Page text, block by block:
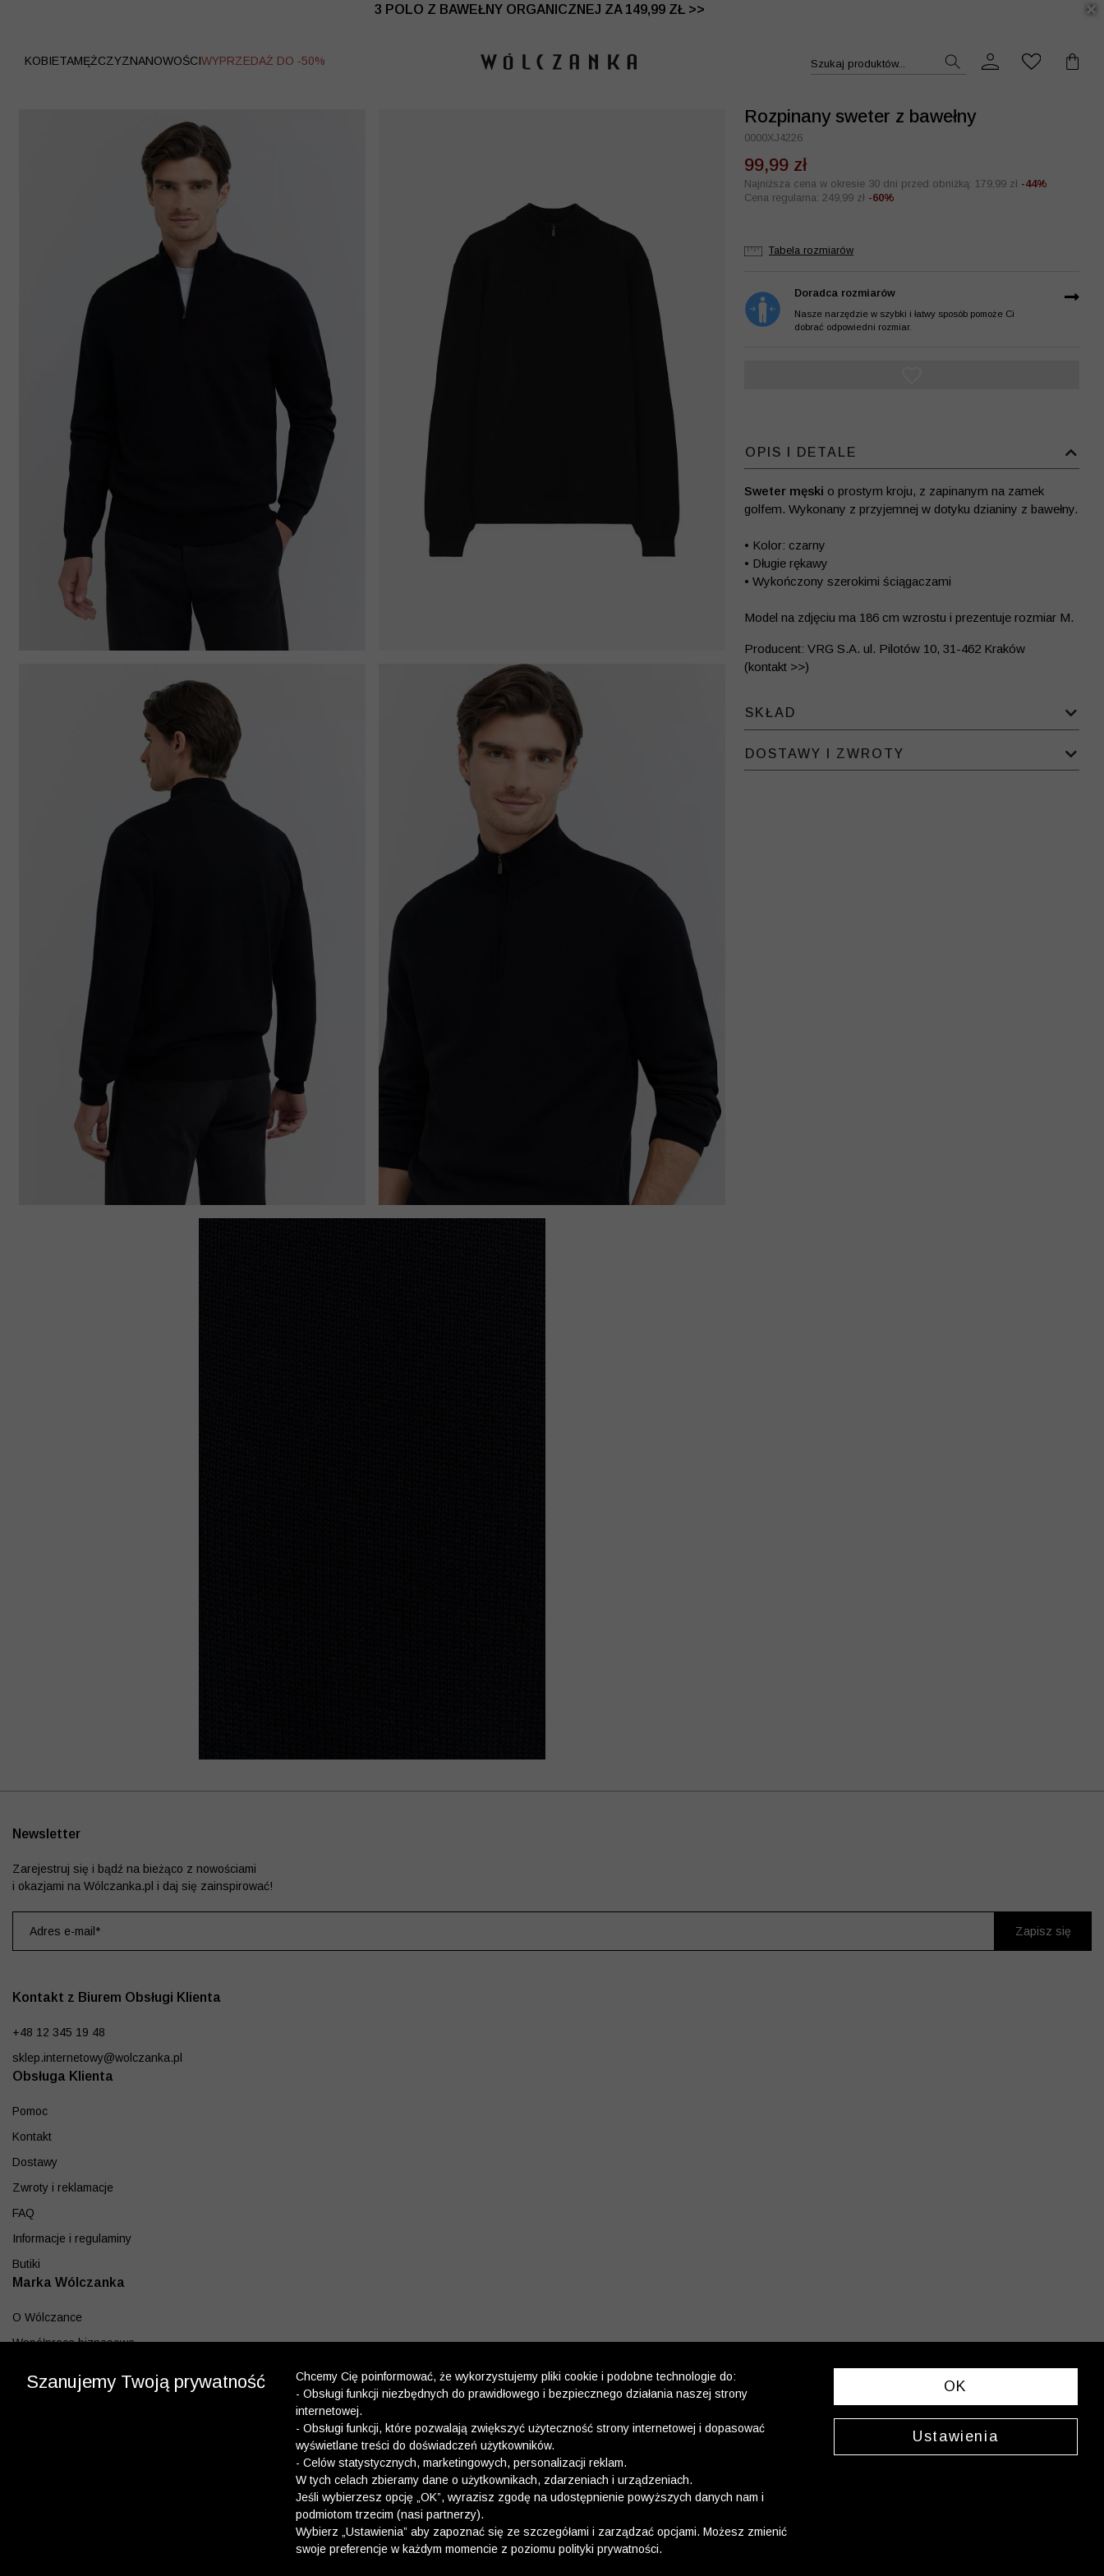
3 POLO Z BAWEŁNY ORGANICZNEJ ZA 149,99 ZŁ >>
WYPRZEDAŻ DO -50% | DODATKOWE -30% NA DRUGI I TRZECI PRODUKT >>
KOBIETAMĘŻCZYZNANOWOŚCIWYPRZEDAŻ DO -50% Szukaj produktów...
Rozpinany sweter z bawełny
0000XJ4226
99,99 zł
Najniższa cena w okresie 30 dni przed obniżką: 179,99 zł -44%
Cena regularna: 249,99 zł -60%
Tabela rozmiarów
Doradca rozmiarów
Nasze narzędzie w szybki i łatwy sposób pomoże Ci
dobrać odpowiedni rozmiar.
OPIS I DETALE
Sweter męski o prostym kroju, z zapinanym na zamek
golfem. Wykonany z przyjemnej w dotyku dzianiny z bawełny.
• Kolor: czarny
• Długie rękawy
• Wykończony szerokimi ściągaczami
Model na zdjęciu ma 186 cm wzrostu i prezentuje rozmiar M.
Producent: VRG S.A. ul. Pilotów 10, 31-462 Kraków
(kontakt >>)
SKŁAD
DOSTAWY I ZWROTY
Kontakt z Biurem Obsługi Klienta
+48 12 345 19 48
sklep.internetowy@wolczanka.pl
Obsługa Klienta
Pomoc
Kontakt
Dostawy
Zwroty i reklamacje
FAQ
Informacje i regulaminy
Butiki
Marka Wólczanka
O Wólczance
Współpraca biznesowa
Program lojalnościowy
Newsletter
Zarejestruj się i bądź na bieżąco z nowościami
i okazjami na Wólczanka.pl i daj się zainspirować!
Szanujemy Twoją prywatność
Chcemy Cię poinformować, że wykorzystujemy pliki cookie i podobne technologie do:
- Obsługi funkcji niezbędnych do prawidłowego i bezpiecznego działania naszej strony
internetowej.
- Obsługi funkcji, które pozwalają zwiększyć użyteczność strony internetowej i dopasować
wyświetlane treści do doświadczeń użytkowników.
- Celów statystycznych, marketingowych, personalizacji reklam.
W tych celach zbieramy dane o użytkownikach, zdarzeniach i urządzeniach.
Jeśli wybierzesz opcję „OK”, wyrazisz zgodę na udostępnienie powyższych danych nam i
podmiotom trzecim (nasi partnerzy).
Wybierz „Ustawienia” aby zapoznać się ze szczegółami i zarządzać opcjami. Możesz zmienić
swoje preferencje w każdym momencie z poziomu polityki prywatności.
OK
Ustawienia